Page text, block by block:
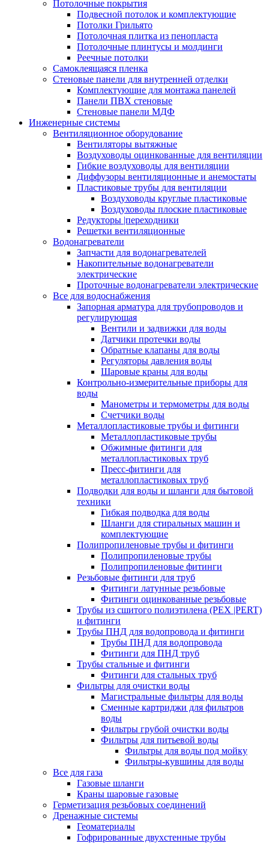
Потолочные покрытия
Подвесной потолок и комплектующие
Потолки Грильято
Потолочная плитка из пенопласта
Потолочные плинтусы и молдинги
Реечные потолки
Самоклеящаяся пленка
Стеновые панели для внутренней отделки
Комплектующие для монтажа панелей
Панели ПВХ стеновые
Стеновые панели МДФ
Инженерные системы
Вентиляционное оборудование
Вентиляторы вытяжные
Воздуховоды оцинкованные для вентиляции
Гибкие воздуховоды для вентиляции
Диффузоры вентиляционные и анемостаты
Пластиковые трубы для вентиляции
Воздуховоды круглые пластиковые
Воздуховоды плоские пластиковые
Редукторы |переходники
Решетки вентиляционные
Водонагреватели
Запчасти для водонагревателей
Накопительные водонагреватели
электрические
Проточные водонагреватели электрические
Все для водоснабжения
Запорная арматура для трубопроводов и
регулирующая
Вентили и задвижки для воды
Датчики протечки воды
Обратные клапаны для воды
Регуляторы давления воды
Шаровые краны для воды
Контрольно-измерительные приборы для
воды
Манометры и термометры для воды
Счетчики воды
Металлопластиковые трубы и фитинги
Металлопластиковые трубы
Обжимные фитинги для
металлопластиковых труб
Пресс-фитинги для
металлопластиковых труб
Подводки для воды и шланги для бытовой
техники
Гибкая подводка для воды
Шланги для стиральных машин и
комплектующие
Полипропиленовые трубы и фитинги
Полипропиленовые трубы
Полипропиленовые фитинги
Резьбовые фитинги для труб
Фитинги латунные резьбовые
Фитинги оцинкованные резьбовые
Трубы из сшитого полиэтилена (PEX |PERT)
и фитинги
Трубы ПНД для водопровода и фитинги
Трубы ПНД для водопровода
Фитинги для ПНД труб
Трубы стальные и фитинги
Фитинги для стальных труб
Фильтры для очистки воды
Магистральные фильтры для воды
Сменные картриджи для фильтров
воды
Фильтры грубой очистки воды
Фильтры для питьевой воды
Фильтры для воды под мойку
Фильтры-кувшины для воды
Все для газа
Газовые шланги
Краны шаровые газовые
Герметизация резьбовых соединений
Дренажные системы
Геоматериалы
Гофрированные двухстенные трубы